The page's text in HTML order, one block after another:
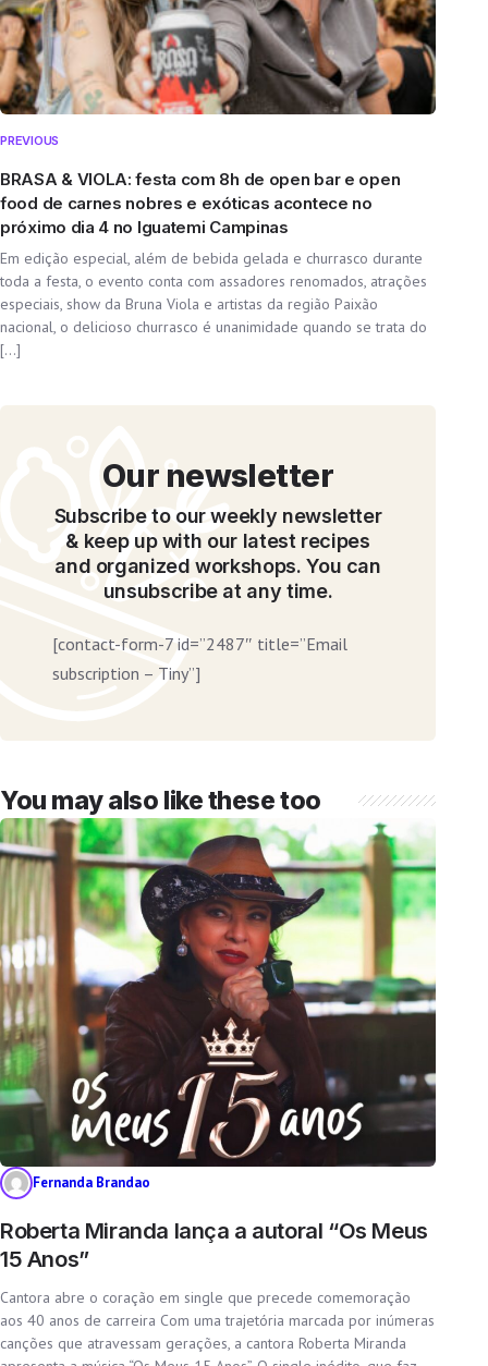
PREVIOUS
BRASA & VIOLA: festa com 8h de open bar e open
food de carnes nobres e exóticas acontece no
próximo dia 4 no Iguatemi Campinas
Em edição especial, além de bebida gelada e churrasco durante
toda a festa, o evento conta com assadores renomados, atrações
especiais, show da Bruna Viola e artistas da região Paixão
nacional, o delicioso churrasco é unanimidade quando se trata do
[…]
Our newsletter
Subscribe to our weekly newsletter
& keep up with our latest recipes
and organized workshops. You can
unsubscribe at any time.
[contact-form-7 id=”2487″ title=”Email
subscription – Tiny”]
You may also like these too
Fernanda Brandao
Roberta Miranda lança a autoral “Os Meus
15 Anos”
Cantora abre o coração em single que precede comemoração
aos 40 anos de carreira Com uma trajetória marcada por inúmeras
canções que atravessam gerações, a cantora Roberta Miranda